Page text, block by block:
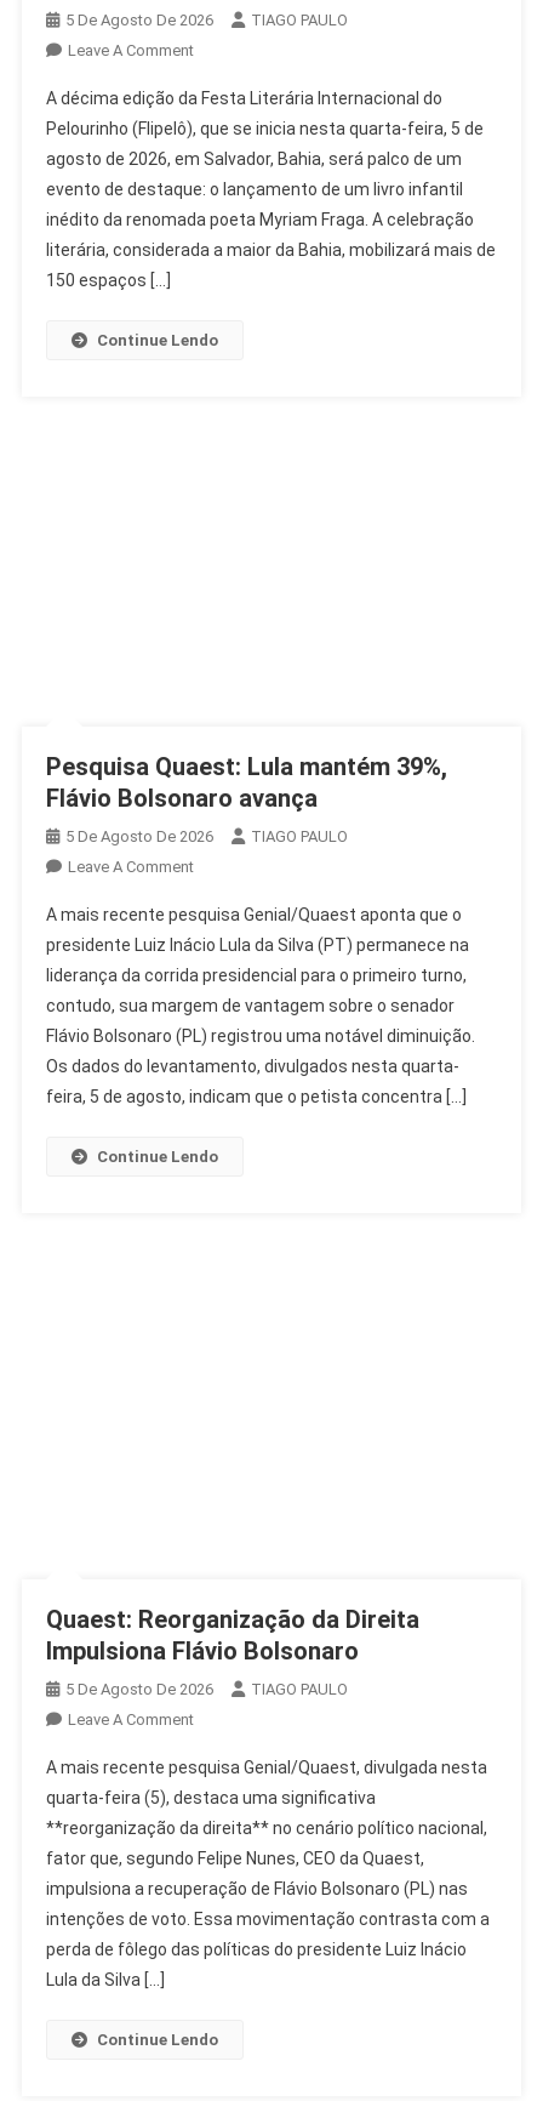
5 De Agosto De 2026
TIAGO PAULO
Leave A CommentOn
Infantil
Inédito
De
Myriam
Fraga
Lançado
A décima edição da Festa Literária Internacional do
Pelourinho (Flipelô), que se inicia nesta quarta-feira, 5 de
agosto de 2026, em Salvador, Bahia, será palco de um
evento de destaque: o lançamento de um livro infantil
inédito da renomada poeta Myriam Fraga. A celebração
literária, considerada a maior da Bahia, mobilizará mais de
150 espaços […]
Continue Lendo
Pesquisa Quaest: Lula mantém 39%,
Flávio Bolsonaro avança
5 De Agosto De 2026
TIAGO PAULO
Leave A CommentOn
Quaest:
Lula
Mantém
39%,
Flávio
Bolsonaro
Avança
A mais recente pesquisa Genial/Quaest aponta que o
presidente Luiz Inácio Lula da Silva (PT) permanece na
liderança da corrida presidencial para o primeiro turno,
contudo, sua margem de vantagem sobre o senador
Flávio Bolsonaro (PL) registrou uma notável diminuição.
Os dados do levantamento, divulgados nesta quarta-
feira, 5 de agosto, indicam que o petista concentra […]
Continue Lendo
Quaest: Reorganização da Direita
Impulsiona Flávio Bolsonaro
5 De Agosto De 2026
TIAGO PAULO
Leave A CommentOn
Reorganização
Da
Direita
Impulsiona
Flávio
Bolsonaro
A mais recente pesquisa Genial/Quaest, divulgada nesta
quarta-feira (5), destaca uma significativa
**reorganização da direita** no cenário político nacional,
fator que, segundo Felipe Nunes, CEO da Quaest,
impulsiona a recuperação de Flávio Bolsonaro (PL) nas
intenções de voto. Essa movimentação contrasta com a
perda de fôlego das políticas do presidente Luiz Inácio
Lula da Silva […]
Continue Lendo